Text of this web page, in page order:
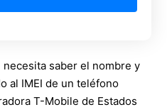
saber el nombre y
al IMEI de un teléfono
T-Mobile de Estados